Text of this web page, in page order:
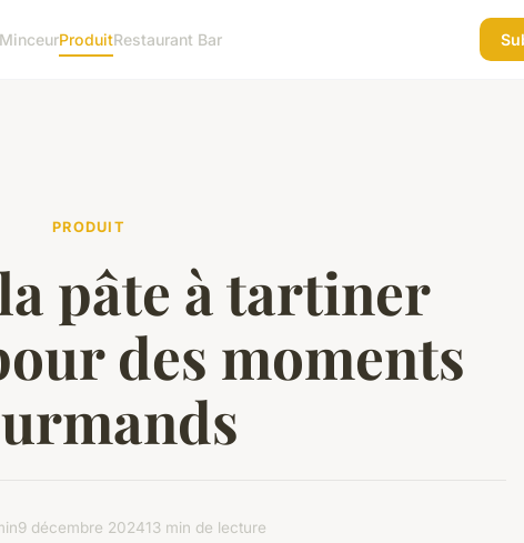
MinceurProduitRestaurant Bar
PRODUIT
pâte à tartiner
des moments
9 décembre 202413 min de lecture